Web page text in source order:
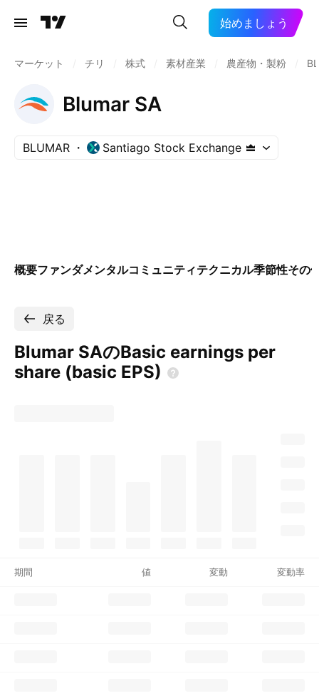
始めましょう
マーケット チリ 株式 素材産業 農産物・製粉
Blumar SA
BLUMAR Santiago Stock Exchange
概要ファンダメンタルコミュニティテクニカル季節性その
戻る
Blumar SAのBasic earnings per
share (basic EPS)
期間 値 変動 変動率